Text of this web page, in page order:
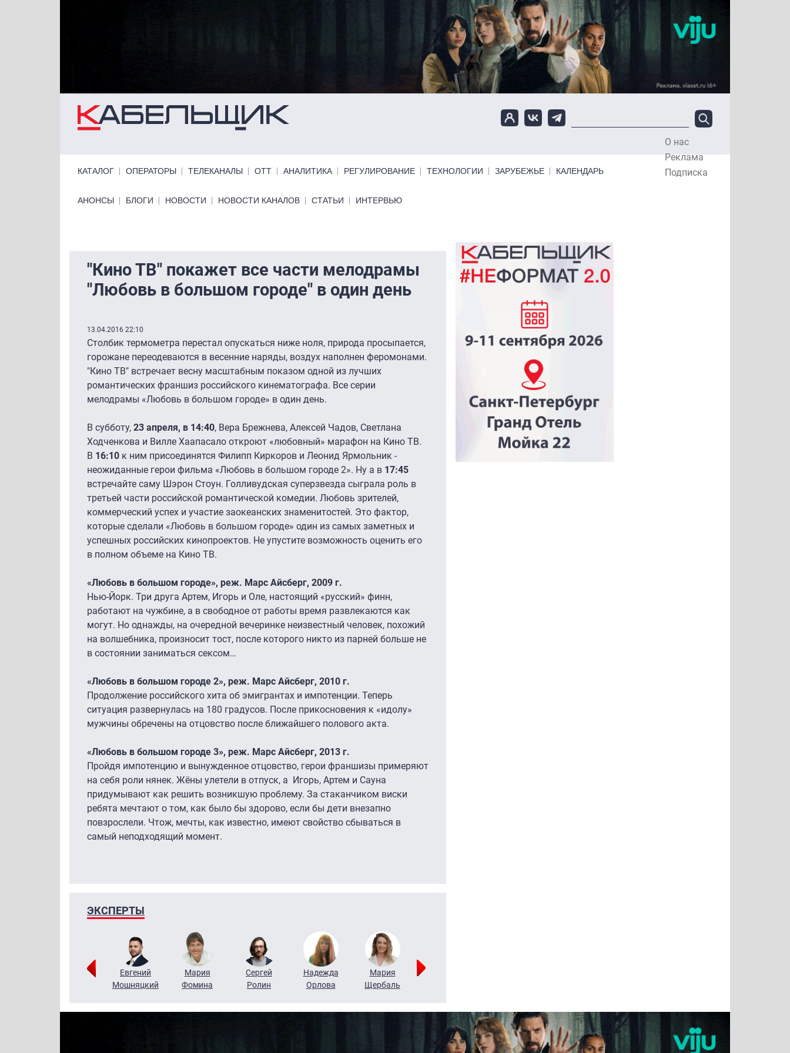
Перейти к основному содержанию
О нас
Реклама
Подписка
КАТАЛОГ ОПЕРАТОРЫ ТЕЛЕКАНАЛЫ ОТТ АНАЛИТИКА РЕГУЛИРОВАНИЕ ТЕХНОЛОГИИ ЗАРУБЕЖЬЕ КАЛЕНДАРЬ
Primary links bottom
АНОНСЫ БЛОГИ НОВОСТИ НОВОСТИ КАНАЛОВ СТАТЬИ ИНТЕРВЬЮ
"Кино ТВ" покажет все части мелодрамы
"Любовь в большом городе" в один день
13.04.2016 22:10
Столбик термометра перестал опускаться ниже ноля, природа просыпается,
горожане переодеваются в весенние наряды, воздух наполнен феромонами.
"Кино ТВ" встречает весну масштабным показом одной из лучших
романтических франшиз российского кинематографа. Все серии
мелодрамы «Любовь в большом городе» в один день.
В субботу, 23 апреля, в 14:40, Вера Брежнева, Алексей Чадов, Светлана
Ходченкова и Вилле Хаапасало откроют «любовный» марафон на Кино ТВ.
В 16:10 к ним присоединятся Филипп Киркоров и Леонид Ярмольник -
неожиданные герои фильма «Любовь в большом городе 2». Ну а в 17:45
встречайте саму Шэрон Стоун. Голливудская суперзвезда сыграла роль в
третьей части российской романтической комедии. Любовь зрителей,
коммерческий успех и участие заокеанских знаменитостей. Это фактор,
которые сделали «Любовь в большом городе» один из самых заметных и
успешных российских кинопроектов. Не упустите возможность оценить его
в полном объеме на Кино ТВ.
«Любовь в большом городе», реж. Марс Айсберг, 2009 г.
Нью-Йорк. Три друга Артем, Игорь и Оле, настоящий «русский» финн,
работают на чужбине, а в свободное от работы время развлекаются как
могут. Но однажды, на очередной вечеринке неизвестный человек, похожий
на волшебника, произносит тост, после которого никто из парней больше не
в состоянии заниматься сексом…
«Любовь в большом городе 2», реж. Марс Айсберг, 2010 г.
Продолжение российского хита об эмигрантах и импотенции. Теперь
ситуация развернулась на 180 градусов. После прикосновения к «идолу»
мужчины обречены на отцовство после ближайшего полового акта.
«Любовь в большом городе 3», реж. Марс Айсберг, 2013 г.
Пройдя импотенцию и вынужденное отцовство, герои франшизы примеряют
на себя роли нянек. Жёны улетели в отпуск, а Игорь, Артем и Сауна
придумывают как решить возникшую проблему. За стаканчиком виски
ребята мечтают о том, как было бы здорово, если бы дети внезапно
повзрослели. Чтож, мечты, как известно, имеют свойство сбываться в
самый неподходящий момент.
ЭКСПЕРТЫ
Виктор
Евгений
Мошняцкий
Мария
Фомина
Сергей
Ролин
Надежда
Орлова
Мария
Щербаль